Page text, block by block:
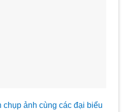
chụp ảnh cùng các đại biểu